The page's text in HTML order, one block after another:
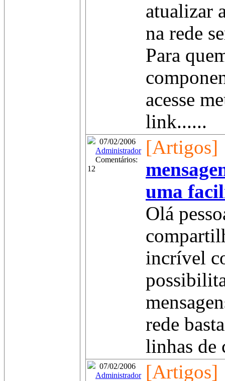
atualizar
na rede
Para
acesse
link......
07/02/2006
Administrador
Comentários:
12
[Artigos]
uma
Olá
incrível
rede
linhas de
07/02/2006
Administrador
[Artigos]